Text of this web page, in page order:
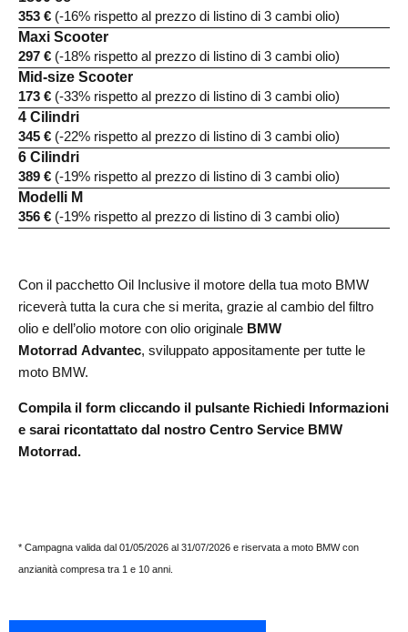
353 € (-16% rispetto al prezzo di listino di 3 cambi olio)
Maxi Scooter
297 € (-18% rispetto al prezzo di listino di 3 cambi olio)
Mid-size Scooter
173 € (-33% rispetto al prezzo di listino di 3 cambi olio)
4 Cilindri
345 € (-22% rispetto al prezzo di listino di 3 cambi olio)
6 Cilindri
389 € (-19% rispetto al prezzo di listino di 3 cambi olio)
Modelli M
356 € (-19% rispetto al prezzo di listino di 3 cambi olio)
Con il pacchetto Oil Inclusive il motore della tua moto BMW
riceverà tutta la cura che si merita, grazie al cambio del filtro
olio e dell’olio motore con olio originale BMW
Motorrad Advantec, sviluppato appositamente per tutte le
moto BMW.
Compila il form cliccando il pulsante Richiedi Informazioni
e sarai ricontattato dal nostro Centro Service BMW
Motorrad.
* Campagna valida dal 01/05/2026 al 31/07/2026 e riservata a moto BMW con
anzianità compresa tra 1 e 10 anni.